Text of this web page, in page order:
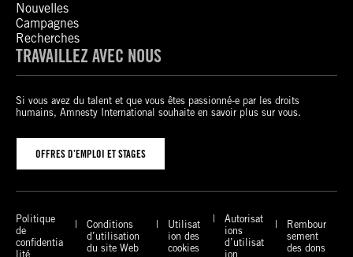
Nouvelles
Campagnes
Recherches
TRAVAILLEZ AVEC NOUS
Si vous avez du talent et que vous êtes passionné-e par les droits
humains, Amnesty International souhaite en savoir plus sur vous.
OFFRES D’EMPLOI ET STAGES
Politique
de
confidentia
lité
Conditions
d’utilisation
du site Web
Utilisat
ion des
cookies
Autorisat
ions
d’utilisat
ion
Rembour
sement
des dons